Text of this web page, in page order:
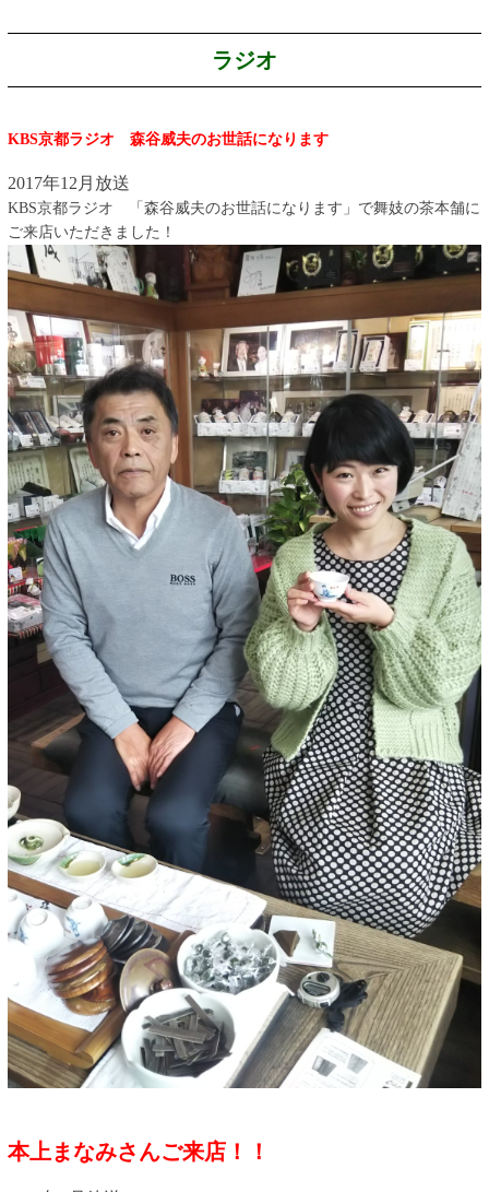
ラジオ
KBS京都ラジオ 森谷威夫のお世話になります
2017年12月放送
KBS京都ラジオ 「森谷威夫のお世話になります」で舞妓の茶本舗に
ご来店いただきました！
本上まなみさんご来店！！